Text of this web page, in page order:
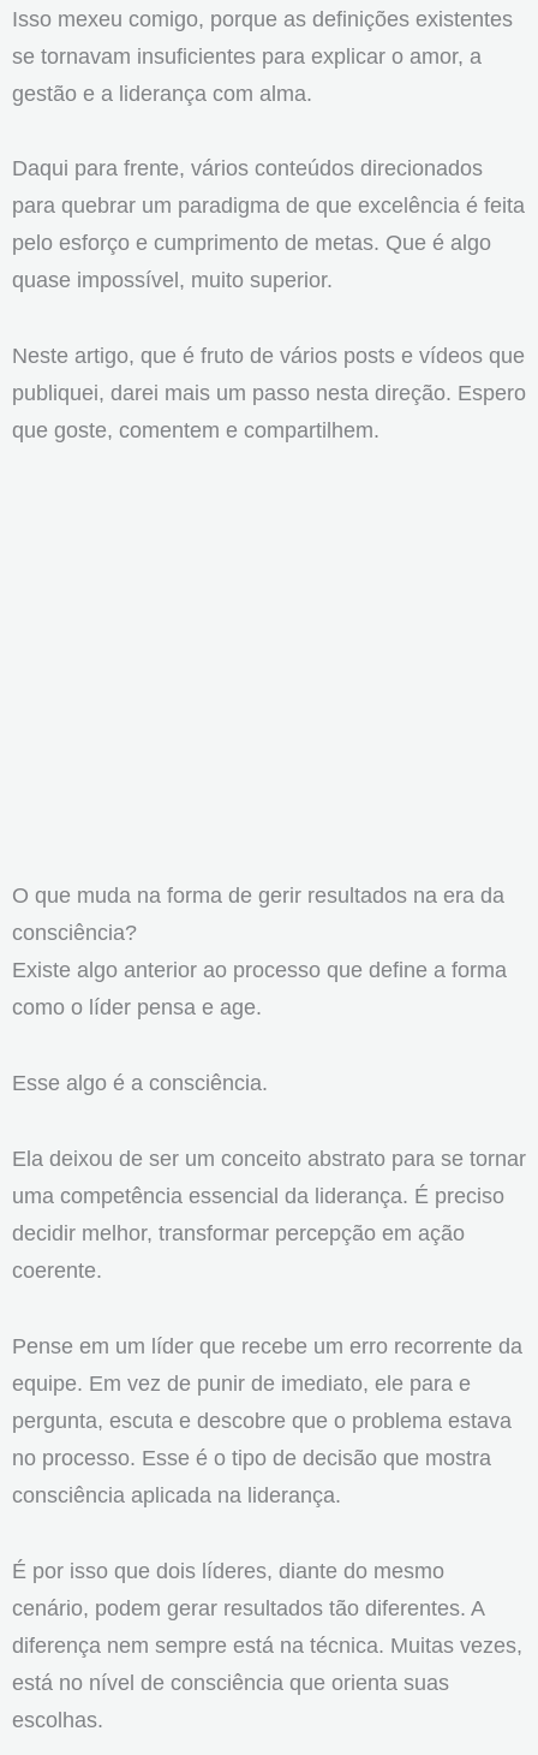
Isso mexeu comigo, porque as definições existentes
se tornavam insuficientes para explicar o amor, a
gestão e a liderança com alma.
Daqui para frente, vários conteúdos direcionados
para quebrar um paradigma de que excelência é feita
pelo esforço e cumprimento de metas. Que é algo
quase impossível, muito superior.
Neste artigo, que é fruto de vários posts e vídeos que
publiquei, darei mais um passo nesta direção. Espero
que goste, comentem e compartilhem.
O que muda na forma de gerir resultados na era da
consciência?
Existe algo anterior ao processo que define a forma
como o líder pensa e age.
Esse algo é a consciência.
Ela deixou de ser um conceito abstrato para se tornar
uma competência essencial da liderança. É preciso
decidir melhor, transformar percepção em ação
coerente.
Pense em um líder que recebe um erro recorrente da
equipe. Em vez de punir de imediato, ele para e
pergunta, escuta e descobre que o problema estava
no processo. Esse é o tipo de decisão que mostra
consciência aplicada na liderança.
É por isso que dois líderes, diante do mesmo
cenário, podem gerar resultados tão diferentes. A
diferença nem sempre está na técnica. Muitas vezes,
está no nível de consciência que orienta suas
escolhas.